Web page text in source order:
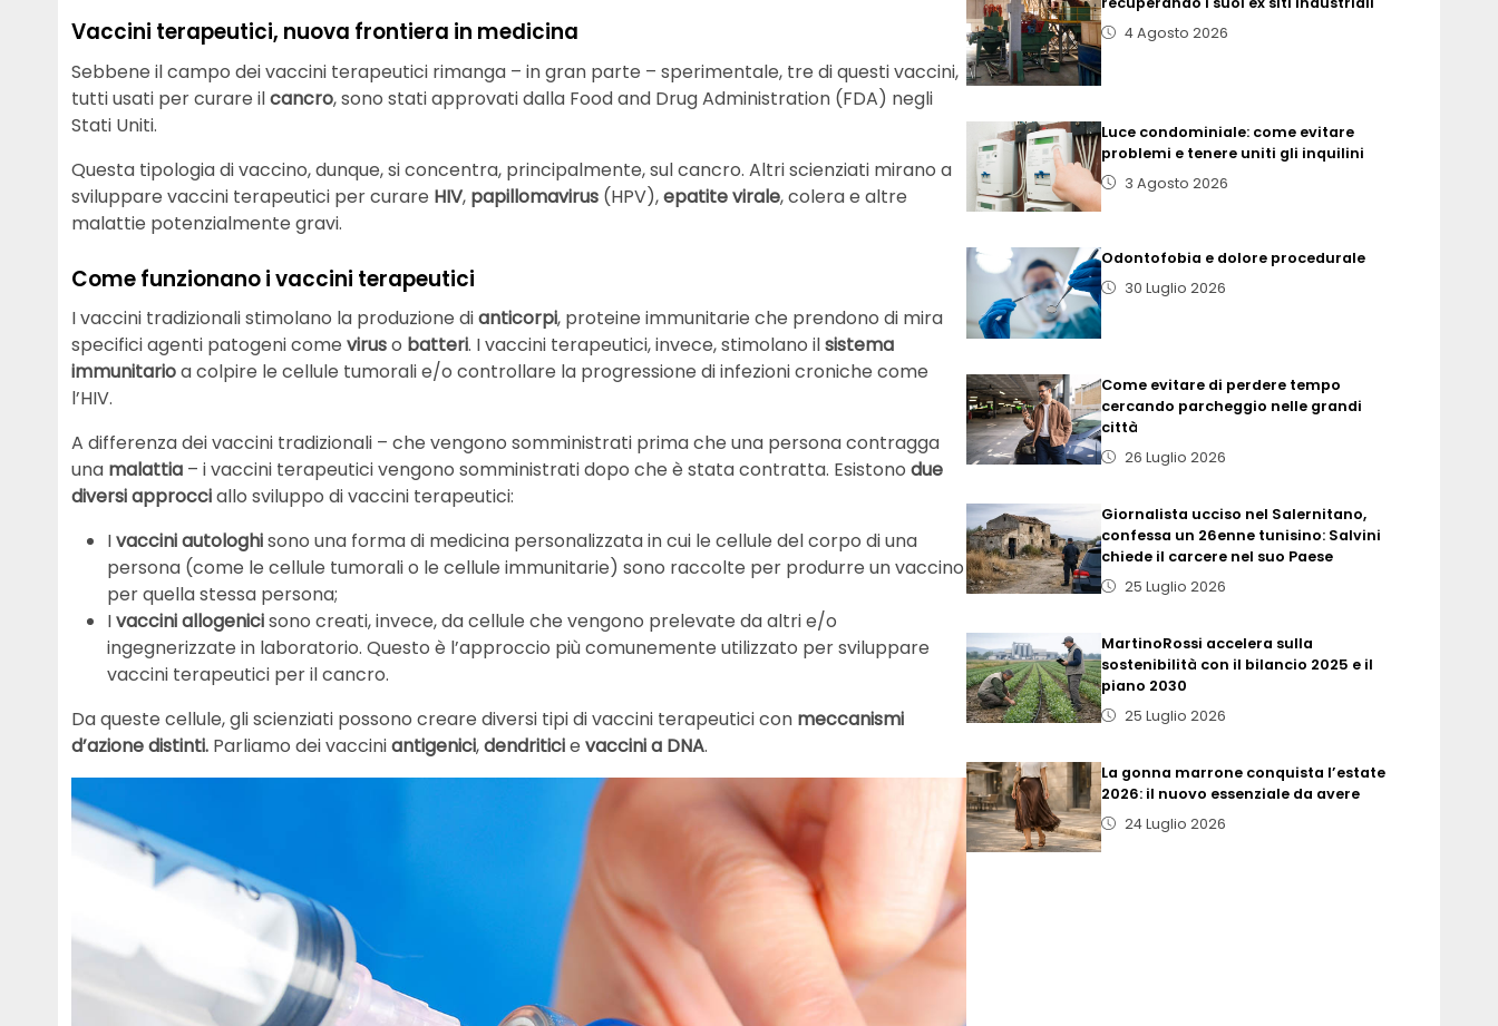
Vaccini terapeutici, nuova frontiera in medicina
Sebbene il campo dei vaccini terapeutici rimanga – in gran parte – sperimentale, tre di questi vaccini,
tutti usati per curare ilcancro, sono stati approvati dalla Food and Drug Administration (FDA) negli
Stati Uniti.
Questa tipologia di vaccino, dunque, si concentra, principalmente, sul cancro. Altri scienziati mirano a
sviluppare vaccini terapeutici per curare HIV, papillomavirus (HPV),epatite virale, colera e altre
malattie potenzialmente gravi.
Come funzionano i vaccini terapeutici
I vaccini tradizionali stimolano la produzione dianticorpi, proteine ​​immunitarie che prendono di mira
specifici agenti patogeni come viruso batteri. I vaccini terapeutici, invece, stimolano ilsistema
immunitarioa colpire le cellule tumorali e/o controllare la progressione di infezioni croniche come
l’HIV.
A differenza dei vaccini tradizionali – che vengono somministrati prima che una persona contragga
una malattia – i vaccini terapeutici vengono somministrati dopo che è stata contratta. Esistono due
diversi approcciallo sviluppo di vaccini terapeutici:
Ivaccini autologhisono una forma di medicina personalizzata in cui le cellule del corpo di una
persona (come le cellule tumorali o le cellule immunitarie) sono raccolte per produrre un vaccino
per quella stessa persona;
Ivaccini allogenicisono creati, invece, da cellule che vengono prelevate da altri e/o
ingegnerizzate in laboratorio. Questo è l’approccio più comunemente utilizzato per sviluppare
vaccini terapeutici per il cancro.
Da queste cellule, gli scienziati possono creare diversi tipi di vaccini terapeutici con meccanismi
d’azione distinti. Parliamo dei vacciniantigenici,dendriticie vaccini a DNA.
4 Agosto 2026
Luce condominiale: come evitare
problemi e tenere uniti gli inquilini
3 Agosto 2026
Odontofobia e dolore procedurale
30 Luglio 2026
Come evitare di perdere tempo
cercando parcheggio nelle grandi
città
26 Luglio 2026
Giornalista ucciso nel Salernitano,
confessa un 26enne tunisino: Salvini
chiede il carcere nel suo Paese
25 Luglio 2026
MartinoRossi accelera sulla
sostenibilità con il bilancio 2025 e il
piano 2030
25 Luglio 2026
La gonna marrone conquista l’estate
2026: il nuovo essenziale da avere
24 Luglio 2026